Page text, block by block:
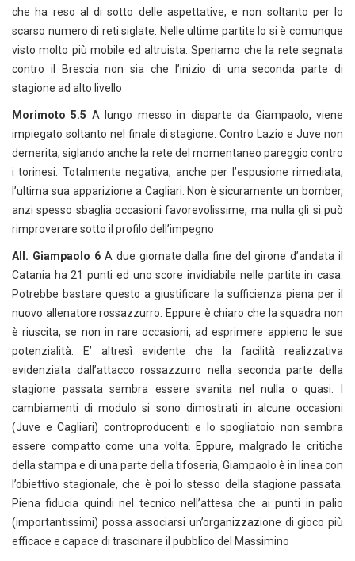
che ha reso al di sotto delle aspettative, e non soltanto per lo
scarso numero di reti siglate. Nelle ultime partite lo si è comunque
visto molto più mobile ed altruista. Speriamo che la rete segnata
contro il Brescia non sia che l’inizio di una seconda parte di
stagione ad alto livello
Morimoto 5.5 A lungo messo in disparte da Giampaolo, viene
impiegato soltanto nel finale di stagione. Contro Lazio e Juve non
demerita, siglando anche la rete del momentaneo pareggio contro
i torinesi. Totalmente negativa, anche per l’espusione rimediata,
l’ultima sua apparizione a Cagliari. Non è sicuramente un bomber,
anzi spesso sbaglia occasioni favorevolissime, ma nulla gli si può
rimproverare sotto il profilo dell’impegno
All. Giampaolo 6A due giornate dalla fine del girone d’andata il
Catania ha 21 punti ed uno score invidiabile nelle partite in casa.
Potrebbe bastare questo a giustificare la sufficienza piena per il
nuovo allenatore rossazzurro. Eppure è chiaro che la squadra non
è riuscita, se non in rare occasioni, ad esprimere appieno le sue
potenzialità. E’ altresì evidente che la facilità realizzativa
evidenziata dall’attacco rossazzurro nella seconda parte della
stagione passata sembra essere svanita nel nulla o quasi. I
cambiamenti di modulo si sono dimostrati in alcune occasioni
(Juve e Cagliari) controproducenti e lo spogliatoio non sembra
essere compatto come una volta. Eppure, malgrado le critiche
della stampa e di una parte della tifoseria, Giampaolo è in linea con
l’obiettivo stagionale, che è poi lo stesso della stagione passata.
Piena fiducia quindi nel tecnico nell’attesa che ai punti in palio
(importantissimi) possa associarsi un’organizzazione di gioco più
efficace e capace di trascinare il pubblico del Massimino